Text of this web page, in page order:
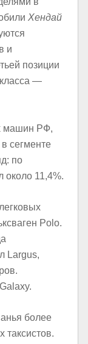
Хендай
и
позиции
—
машин РФ,
сегменте
по
около 11,4%.
Polo.
Largus,
более
таксистов.